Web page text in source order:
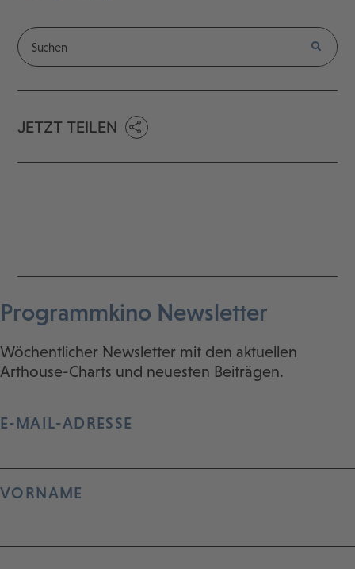
JETZT TEILEN
Programmkino Newsletter
Wöchentlicher Newsletter mit den aktuellen
Arthouse-Charts und neuesten Beiträgen.
E-MAIL-ADRESSE
VORNAME